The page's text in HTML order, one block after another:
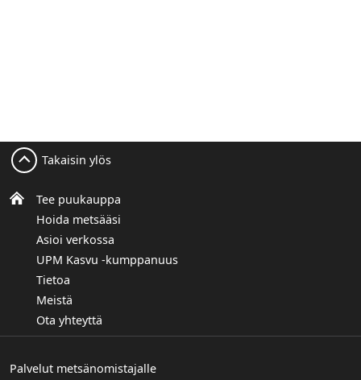
Tee puukauppa
Hoida metsääsi
Asioi verkossa
UPM Kasvu -kumppanuus
Tietoa
Meistä
Ota yhteyttä
Takaisin ylös
Palvelut metsänomistajalle